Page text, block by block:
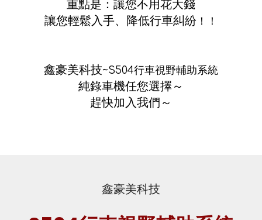
重點是：讓您不用花大錢
讓您輕鬆入手、降低行車糾紛 ！！
鑫豪美科技~S504行車視野輔助系統
純錄車機任您選擇～
趕快加入我們～
鑫豪美科技